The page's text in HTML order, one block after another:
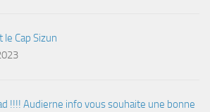
Cap Sizun
!!!! Audierne info vous souhaite une bonne